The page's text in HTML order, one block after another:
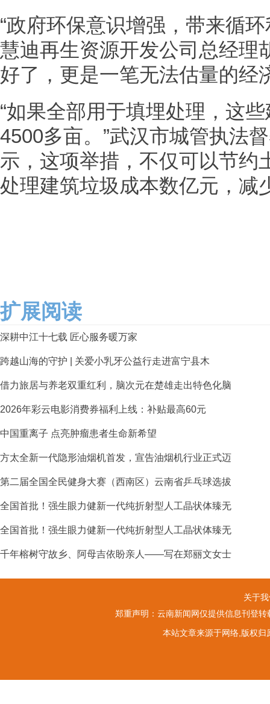
“政府环保意识增强，带来循
慧迪再生资源开发公司总经理
好了，更是一笔无法估量的经
“如果全部用于填埋处理，这
4500多亩。”武汉市城管执法
示，这项举措，不仅可以节约
处理建筑垃圾成本数亿元，减
扩展阅读
深耕中江十七载 匠心服务暖万家
跨越山海的守护 | 关爱小乳牙公益行走进富宁县木
借力旅居与养老双重红利，脑次元在楚雄走出特色化脑
2026年彩云电影消费券福利上线：补贴最高60元
中国重离子 点亮肿瘤患者生命新希望
方太全新一代隐形油烟机首发，宣告油烟机行业正式迈
第二届全国全民健身大赛（西南区）云南省乒乓球选拔
全国首批！强生眼力健新一代纯折射型人工晶状体臻无
全国首批！强生眼力健新一代纯折射型人工晶状体臻无
千年榕树守故乡、阿母吉依盼亲人——写在郑丽文女士
关于
郑重声明：云南新闻网仅提供信息刊登
本站文章来源于网络,版权